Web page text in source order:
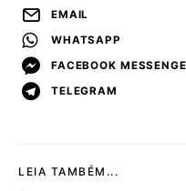
EMAIL
WHATSAPP
FACEBOOK
TELEGRAM
LEIA TAMBÉM...